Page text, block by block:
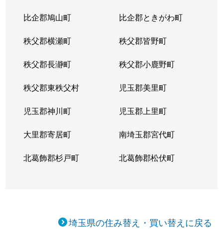
比企郡鳩山町 比企郡ときがわ町
秩父郡横瀬町 秩父郡皆野町
秩父郡長瀞町 秩父郡小鹿野町
秩父郡東秩父村 児玉郡美里町
児玉郡神川町 児玉郡上里町
大里郡寄居町 南埼玉郡宮代町
北葛飾郡杉戸町 北葛飾郡松伏町
埼玉県の住み替え・買い替えに戻る